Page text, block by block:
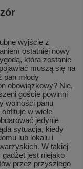
wyjście z
ostatniej nowy
która zostanie
muszą się na
pan młody
obowiązkowy? Nie,
goście powinni
wolności panu
obfituje w wiele
jedynie
sytuacja, kiedy
lub lokalu i
W takiej
jest niejako
przez przyszłego